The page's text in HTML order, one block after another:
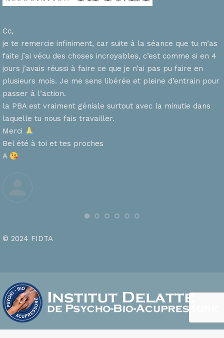
Cc,
je te remercie infiniment, car suite à la séance que tu m’as
faite j’ai vécu des choses incroyables, c’est comme si en 4
jours j’avais réussi à faire ce que je n’ai pas pu faire en
plusieurs mois. Je me sens libérée et pleine d’entrain pour
passer à l’action.
la PBA est vraiment géniale surtout avec la minutie dans
laquelle tu nous fais travailler.
Merci
Bel été à toi et tes proches
A
© 2024 FIDTA